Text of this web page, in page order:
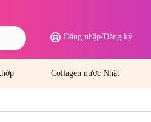
Đăng nhập/Đăng ký
Collagen nước Nhật